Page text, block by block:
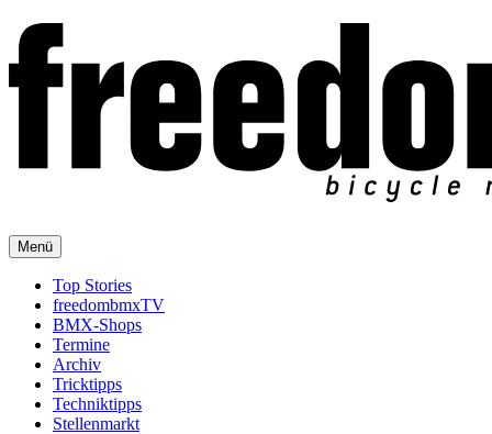
Menü
Top Stories
freedombmxTV
BMX-Shops
Termine
Archiv
Tricktipps
Techniktipps
Stellenmarkt